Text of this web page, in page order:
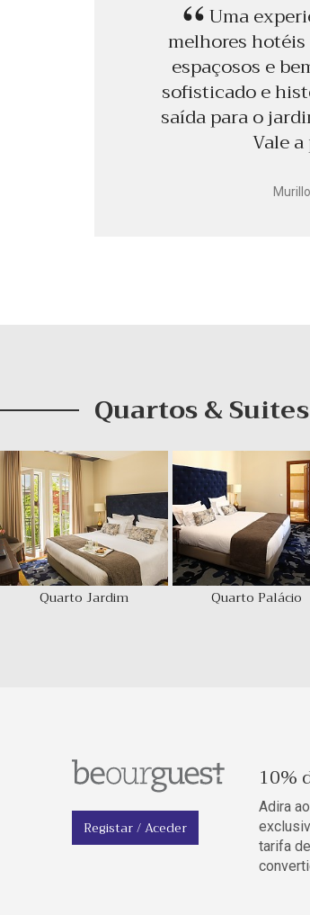
Uma
melhores
espaçosos e
sofisticado e
saída para o
Vale
Quartos & Suites
Quarto Jardim Quarto Palácio
Registar / Aceder
10%
Adira
tarifa